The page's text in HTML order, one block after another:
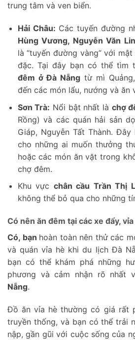
trung tâm và ven biển.
Hải Châu: Các tuyến đường
Hùng Vương, Nguyễn Văn
là “tuyến đường vàng” với
đặc. Tại đây bạn có thể tìm
đêm ở Đà Nẵng từ mì
đến các món lẩu, nướng và ăn
Sơn Trà: Nổi bật nhất là chợ
Rồng) và các quán hải sản
Giáp, Nguyễn Tất Thành.
cho những ai muốn thưởng
hoặc các món ăn vặt trong
chợ đêm.
Khu vực chân cầu Trần Thị
không thể bỏ qua cho những
Có nên ăn đêm tại các xe đẩy,
Có, bạn hoàn toàn nên thử các
và quán vỉa hè khi du lịch Đà
bạn có thể khám phá những
phương và cảm nhận rõ nhất
Nẵng.
Đồ ăn vỉa hè thường có giá rất
truyền thống, và bạn có thể trải
nập, gần gũi với cuộc sống của